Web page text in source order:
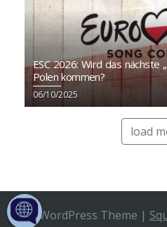
ESC 2026: Wird das nächste
Polen kommen?
06/10/2025
load
WordPress Theme |